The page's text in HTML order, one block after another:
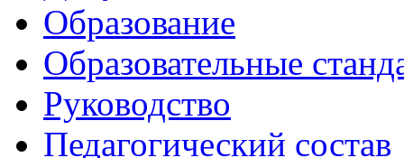
Образование
Образовательные
Руководство
Педагогический состав